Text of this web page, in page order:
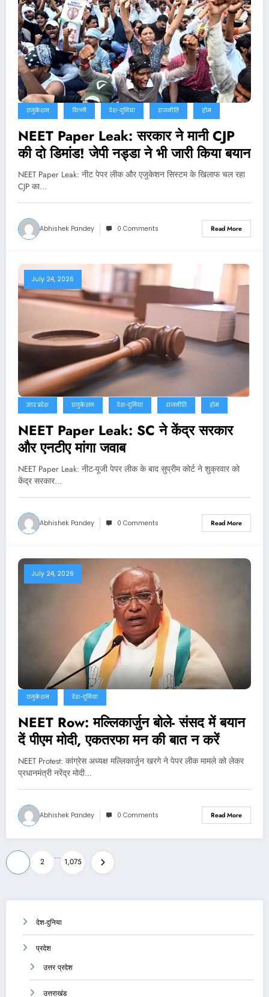
एजुकेशन दिल्ली देश-दुनिया राजनीति होम
NEET Paper Leak: सरकार ने मानी CJP
की दो डिमांड! जेपी नड्डा ने भी जारी किया बयान
NEET Paper Leak: नीट पेपर लीक और एजुकेशन सिस्टम के खिलाफ चल रहा
CJP का…
Abhishek Pandey 0 Comments Read More
July 24, 2026
उत्तर प्रदेश एजुकेशन देश-दुनिया राजनीति होम
NEET Paper Leak: SC ने केंद्र सरकार
और एनटीए मांगा जवाब
NEET Paper Leak: नीट-यूजी पेपर लीक के बाद सुप्रीम कोर्ट ने शुक्रवार को
केंद्र सरकार…
Abhishek Pandey 0 Comments Read More
July 24, 2026
एजुकेशन देश-दुनिया
NEET Row: मल्लिकार्जुन बोले- संसद में बयान
दें पीएम मोदी, एकतरफा मन की बात न करें
NEET Protest: कांग्रेस अध्यक्ष मल्लिकार्जुन खरगे ने पेपर लीक मामले को लेकर
प्रधानमंत्री नरेंद्र मोदी…
Abhishek Pandey 0 Comments Read More
Posts
pagination
2
…
1,075
देश-दुनिया
प्रदेश
उत्तर प्रदेश
उत्तराखंड